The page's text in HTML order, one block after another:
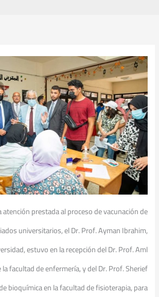
atención prestada al proceso de vacunación de
universitarios, el Dr. Prof. Ayman Ibrahim,
estuvo en la recepción del Dr. Prof. Aml
la facultad de enfermería, y del Dr. Prof. Sherief
bioquímica en la facultad de fisioterapia, para